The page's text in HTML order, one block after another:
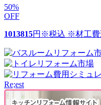
50%
OFF
1013815円 ※税込 ※材工費